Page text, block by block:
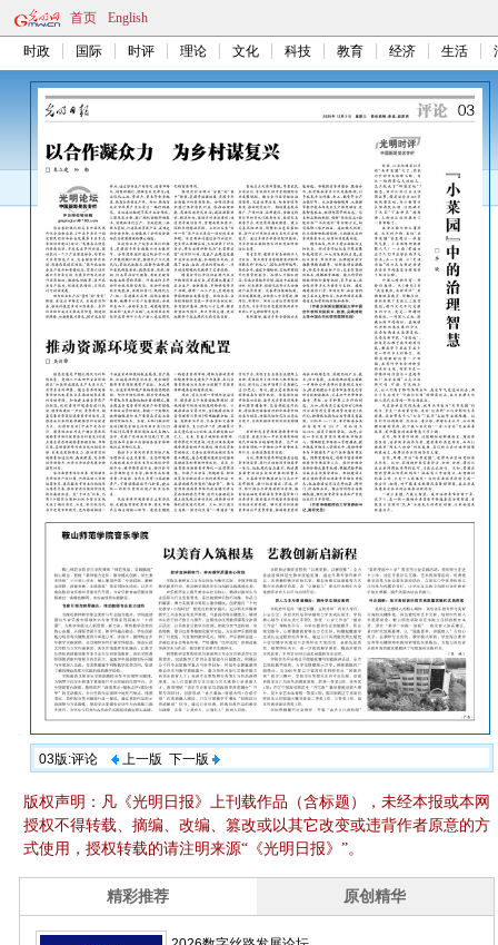
首页 English
时政 国际 时评 理论 文化 科技 教育 经济 生活
03版:评论 上一版 下一版
版权声明：凡《光明日报》上刊载作品（含标题），未经本报或本网
授权不得转载、摘编、改编、篡改或以其它改变或违背作者原意的方
式使用，授权转载的请注明来源“《光明日报》”。